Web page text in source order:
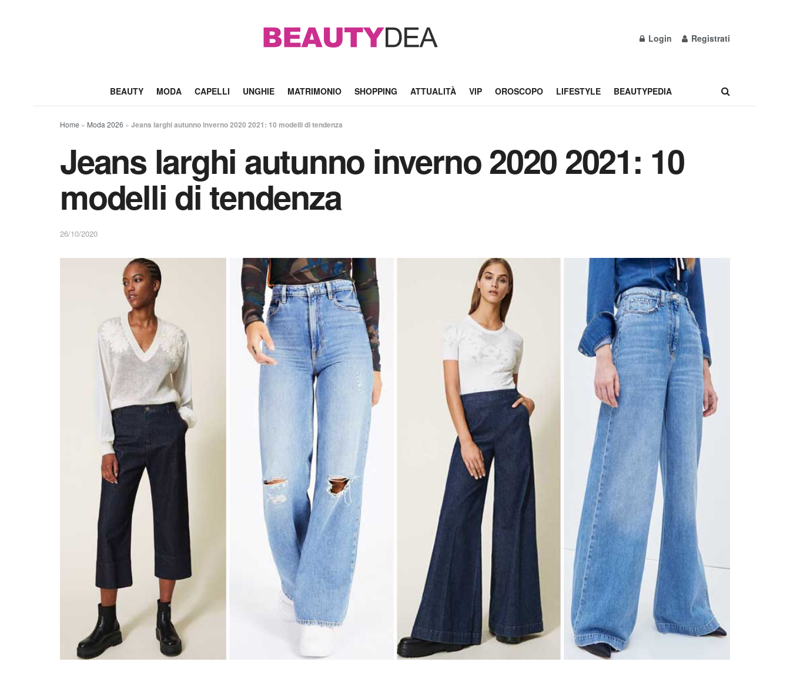
Login Registrati
BEAUTY MODA CAPELLI UNGHIE MATRIMONIO SHOPPING ATTUALITÀ VIP OROSCOPO LIFESTYLE BEAUTYPEDIA
Home » Moda 2026 » Jeans larghi autunno inverno 2020 2021: 10 modelli di tendenza
Jeans larghi autunno inverno 2020 2021: 10
modelli di tendenza
26/10/2020